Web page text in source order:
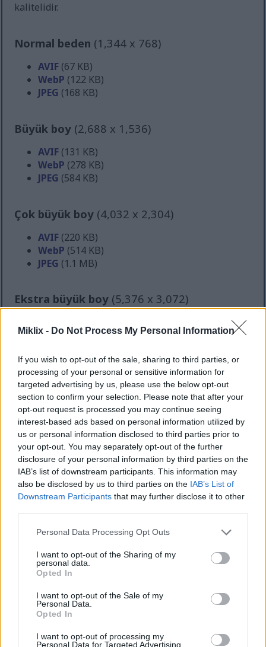
Miklix - Do Not Process My Personal Information
If you wish to opt-out of the sale, sharing to third parties, or
processing of your personal or sensitive information for
targeted advertising by us, please use the below opt-out
section to confirm your selection. Please note that after your
opt-out request is processed you may continue seeing
interest-based ads based on personal information utilized by
us or personal information disclosed to third parties prior to
your opt-out. You may separately opt-out of the further
disclosure of your personal information by third parties on the
IAB’s list of downstream participants. This information may
also be disclosed by us to third parties on the IAB’s List of
Downstream Participants that may further disclose it to other
Please note that this website/app uses one or more Google
not limited to your visit or usage behaviour. You may click to
grant or deny consent to Google and its third-party tags to
use your data for below specified purposes in below Google
consent section.
Personal Data Processing Opt Outs
I want to opt-out of the Sharing of my
personal data.
Opted In
I want to opt-out of the Sale of my
Personal Data.
Opted In
I want to opt-out of processing my
Personal Data for Targeted Advertising.
kalitelidir.
Normal beden (1,344 x 768)
AVIF (67 KB)
WebP (122 KB)
JPEG (168 KB)
Büyük boy (2,688 x 1,536)
AVIF (131 KB)
WebP (278 KB)
JPEG (584 KB)
Çok büyük boy (4,032 x 2,304)
AVIF (220 KB)
WebP (514 KB)
JPEG (1.1 MB)
Ekstra büyük boy (5,376 x 3,072)
WebP (829 KB)
Komik derecede büyük boyut (1,048,576 x
599,186)
Hala yüklüyorum... ;-)
Resim açıklaması
Görüntü, bir manganez cevheri örneğinin çarpıcı bir
yakın çekimini sunuyor; engebeli ve düzensiz formu,
güzelliğini vurgulayan mükemmel ayrıntılarla
yakalanmış. Mineral, stüdyo aydınlatmasının
dikkatli orkestrasyonu altında metalik bir ışıltıyla
parıldayan koyu, neredeyse siyah bir kütle olarak ön
tepeler ve vadiler gibi yükselip alçalan keskin
kristalin kenarlarla işaretlenmiş ve örneğe
sağlıyor. Koyu gri tonlar, mineralin çatlaklarından